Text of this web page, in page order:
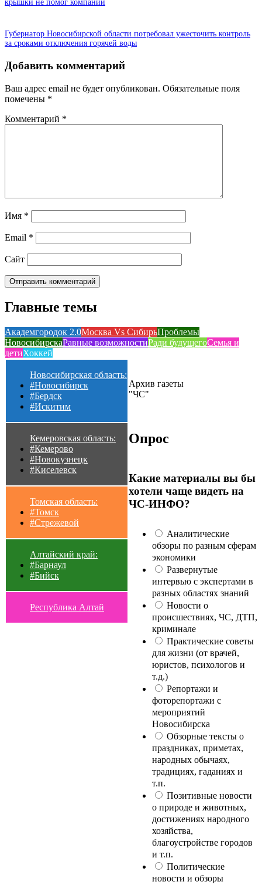
крышки не помог компании
Губернатор Новосибирской области потребовал ужесточить контроль
за сроками отключения горячей воды
Добавить комментарий
Ваш адрес email не будет опубликован. Обязательные поля
помечены *
Комментарий *
Имя *
Email *
Сайт
Главные темы
Академгородок 2.0Москва Vs СибирьПроблемы
НовосибирскаРавные возможностиРади будущегоСемья и
детиХоккей
Новосибирская область:
#Новосибирск
#Бердск
#Искитим
Кемеровская область:
#Кемерово
#Новокузнецк
#Киселевск
Томская область:
#Томск
#Стрежевой
Алтайский край:
#Барнаул
#Бийск
Республика Алтай
Архив газеты
"ЧС"
Опрос
Какие материалы вы бы
хотели чаще видеть на
ЧС-ИНФО?
Аналитические
обзоры по разным сферам
экономики
Развернутые
интервью с экспертами в
разных областях знаний
Новости о
происшествиях, ЧС, ДТП,
криминале
Практические советы
для жизни (от врачей,
юристов, психологов и
т.д.)
Репортажи и
фоторепортажи с
мероприятий
Новосибирска
Обзорные тексты о
праздниках, приметах,
народных обычаях,
традициях, гаданиях и
т.п.
Позитивные новости
о природе и животных,
достижениях народного
хозяйства,
благоустройстве городов
и т.п.
Политические
новости и обзоры